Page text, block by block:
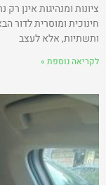
ציונות ומנהיגות אינן
חינוכית ומוסרית לדור
ותשתיות, אלא לעצב
לקריאה נוספת »